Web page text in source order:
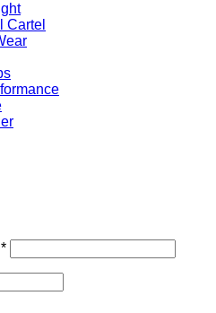
Cartel
*Required